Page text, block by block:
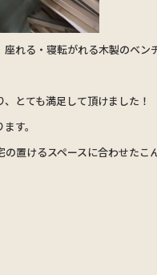
れる・寝転がれる木製のベン
とても満足して頂けました！
す。
置けるスペースに合わせた